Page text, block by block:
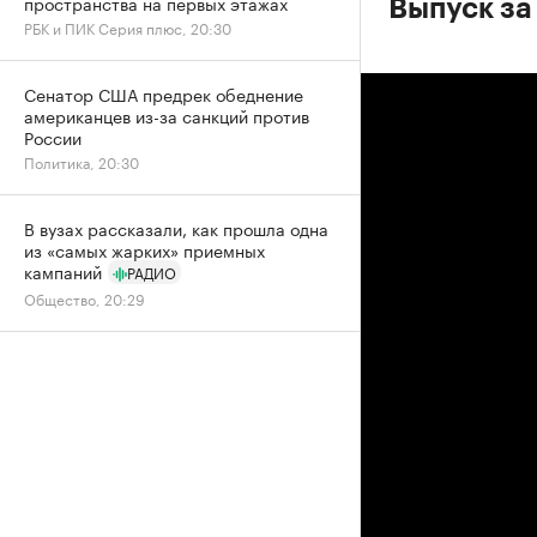
Выпуск
РБК и ПИК Серия плюс, 20:30
Сенатор США предрек обеднение
американцев из-за санкций против
России
Политика, 20:30
В вузах рассказали, как прошла одна
из «самых жарких» приемных
кампаний
РАДИО
Общество, 20:29